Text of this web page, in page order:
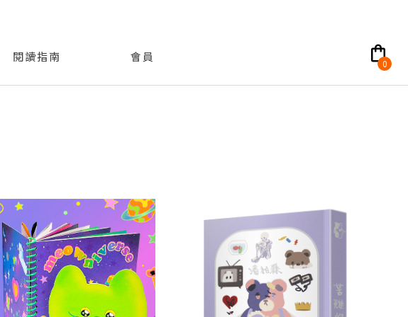
閱讀指南 會員 shopping_bag
0